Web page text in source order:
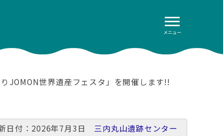
メニュー
JOMON世界遺産フェスタ」を開催します!!
日付：2026年7月3日 三内丸山遺跡センター